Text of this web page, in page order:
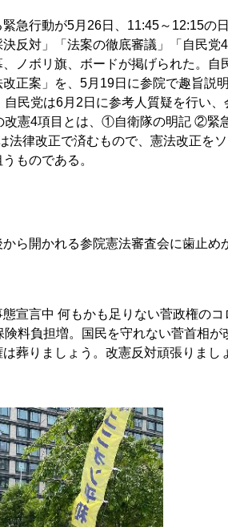
急行動が5月26日、11:45～12:15の
反対」「法案の徹底審議」「自民党
ノボリ旗、ボードが掲げられた。自
正案」を、5月19日に参院で趣旨説
民党は6月2日に参考人質疑を行い、
改憲4項目とは、①自衛隊の明記 ②緊
律改正で済むもので、憲法改正をソ
ものである。
ら開かれる参院憲法審査会に歯止め
宣言中 何もかも足りない菅政権のコ
料負担増。国民を守れない菅首相が
葬りましょう。改憲反対頑張りまし